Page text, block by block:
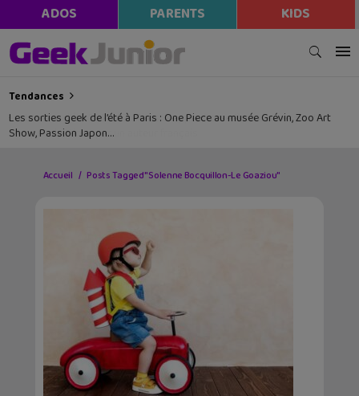
ADOS PARENTS KIDS
Tendances
Les sorties geek de l’été à Paris : One Piece au musée Grévin, Zoo Art
Show, Passion Japon…
Accueil Posts Tagged "Solenne Bocquillon-Le Goaziou"